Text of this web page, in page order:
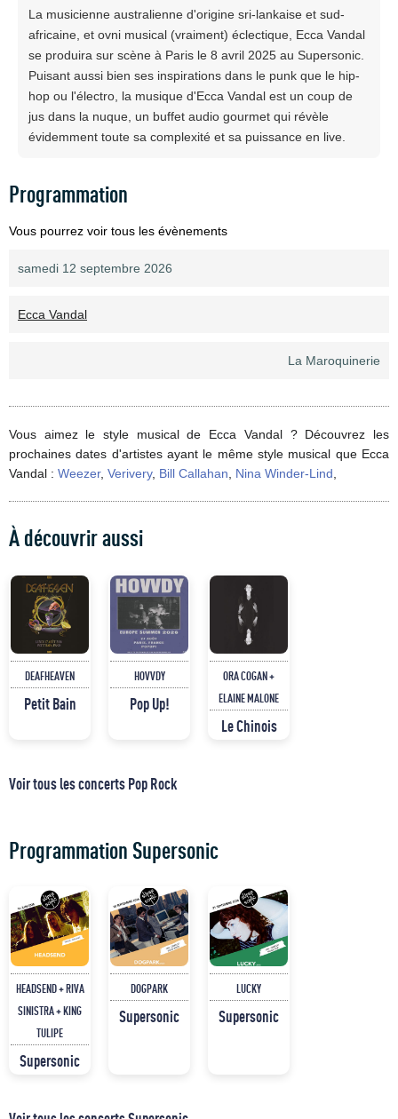
La musicienne australienne d'origine sri-lankaise et sud-
africaine, et ovni musical (vraiment) éclectique, Ecca Vandal
se produira sur scène à Paris le 8 avril 2025 au Supersonic.
Puisant aussi bien ses inspirations dans le punk que le hip-
hop ou l'électro, la musique d'Ecca Vandal est un coup de
jus dans la nuque, un buffet audio gourmet qui révèle
évidemment toute sa complexité et sa puissance en live.
Programmation
Vous pourrez voir tous les évènements
samedi 12 septembre 2026
Ecca Vandal
La Maroquinerie
Vous aimez le style musical de Ecca Vandal ? Découvrez les
prochaines dates d'artistes ayant le même style musical que Ecca
Vandal : Weezer, Verivery, Bill Callahan Nina Winder-Lind
À découvrir aussi
DEAFHEAVEN
Petit Bain
HOVVDY
Pop Up!
ORA COGAN +
ELAINE MALONE
Le Chinois
Voir tous les concerts Pop Rock
Programmation Supersonic
HEADSEND + RIVA
SINISTRA + KING
TULIPE
Supersonic
DOGPARK
Supersonic
LUCKY
Supersonic